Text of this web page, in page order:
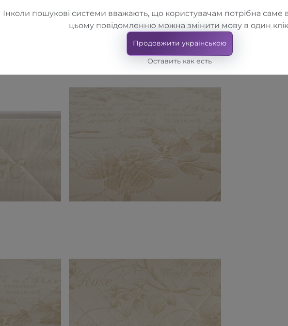
Інколи пошукові системи вважають, що користувачам потрібна саме
цьому повідомленню можна змінити мову в один
Продовжити українською
Оставить как есть